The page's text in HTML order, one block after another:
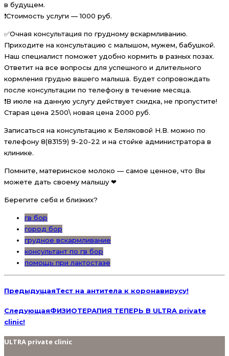
в будущем.
❗Стоимость услуги — 1000 руб.
✅Очная консультация по грудному вскармливанию.
Приходите на консультацию с малышом, мужем, бабушкой.
Наш специалист поможет удобно кормить в разных позах.
Ответит на все вопросы для успешного и длительного
кормления грудью вашего малыша. Будет сопровождать
после консультации по телефону в течение месяца.
❗В июле на данную услугу действует скидка, не пропустите!
Старая цена 2500\ новая цена 2000 руб.
Записаться на консультацию к Беляковой Н.В. можно по
телефону 8(83159) 9-20-22 и на стойке администратора в
клинике.
Помните, материнское молоко — самое ценное, что Вы
можете дать своему малышу ❤
Берегите себя и близких?
гв бор
город бор
грудное вскармливание
консультант по гв бор
помощь при лактостазе
ПредыдущаяТест на антитела к коронавирусу!
СледующаяФИЗИОТЕРАПИЯ ТЕПЕРЬ В ULTRA private
clinic!
ULTRA private clinic